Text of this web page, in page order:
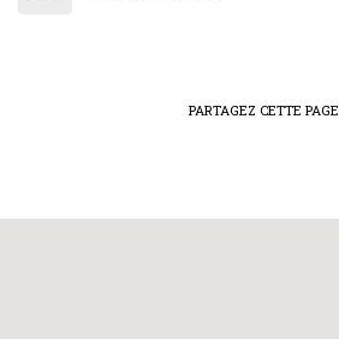
PARTAGEZ CETTE PAGE